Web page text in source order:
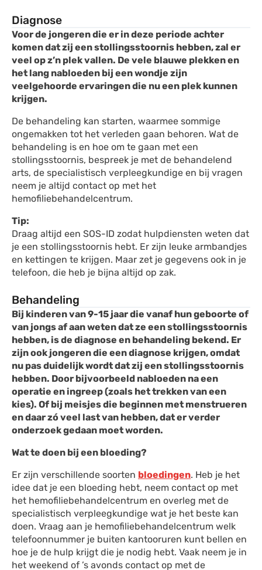
Diagnose
Voor de jongeren die er in deze periode achter
komen dat zij een stollingsstoornis hebben, zal er
veel op z’n plek vallen. De vele blauwe plekken en
het lang nabloeden bij een wondje zijn
veelgehoorde ervaringen die nu een plek kunnen
krijgen.
De behandeling kan starten, waarmee sommige
ongemakken tot het verleden gaan behoren. Wat de
behandeling is en hoe om te gaan met een
stollingsstoornis, bespreek je met de behandelend
arts, de specialistisch verpleegkundige en bij vragen
neem je altijd contact op met het
hemofiliebehandelcentrum.
Tip:
Draag altijd een SOS-ID zodat hulpdiensten weten dat
je een stollingsstoornis hebt. Er zijn leuke armbandjes
en kettingen te krijgen. Maar zet je gegevens ook in je
telefoon, die heb je bijna altijd op zak.
Behandeling
Bij kinderen van 9-15 jaar die vanaf hun geboorte of
van jongs af aan weten dat ze een stollingsstoornis
hebben, is de diagnose en behandeling bekend. Er
zijn ook jongeren die een diagnose krijgen, omdat
nu pas duidelijk wordt dat zij een stollingsstoornis
hebben. Door bijvoorbeeld nabloeden na een
operatie en ingreep (zoals het trekken van een
kies). Of bij meisjes die beginnen met menstrueren
en daar zó veel last van hebben, dat er verder
onderzoek gedaan moet worden.
Wat te doen bij een bloeding?
Er zijn verschillende soorten bloedingen. Heb je het
idee dat je een bloeding hebt, neem contact op met
het hemofiliebehandelcentrum en overleg met de
specialistisch verpleegkundige wat je het beste kan
doen. Vraag aan je hemofiliebehandelcentrum welk
telefoonnummer je buiten kantooruren kunt bellen en
hoe je de hulp krijgt die je nodig hebt. Vaak neem je in
het weekend of ’s avonds contact op met de